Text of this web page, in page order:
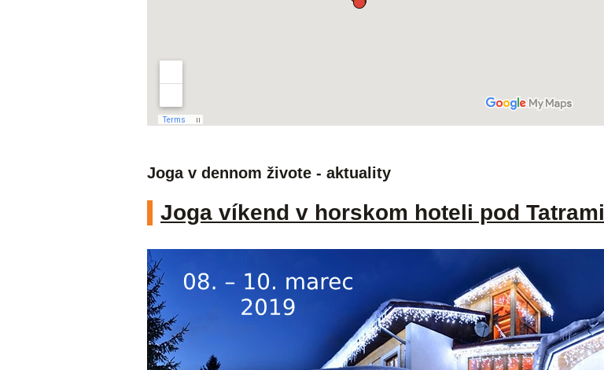
Joga v dennom živote - aktuality
Joga víkend v horskom hoteli pod Tatrami